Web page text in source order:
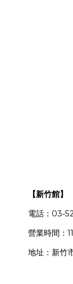
【新竹館】
電話： 03-
營業時間：
地址：新竹